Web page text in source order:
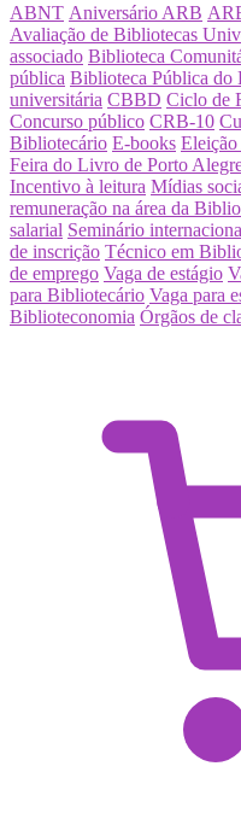
ABNT Aniversário ARB
Avaliação de Bibliotecas
associado Biblioteca
pública Biblioteca Pública do
universitária CBBD Ciclo de
Concurso público CRB-10
Bibliotecário E-books
Feira do Livro de Porto
Incentivo à leitura Mídias
remuneração na área da
salarial Seminário
de inscrição Técnico em
de emprego Vaga de estágio
para Bibliotecário Vaga para
Biblioteconomia Órgãos de